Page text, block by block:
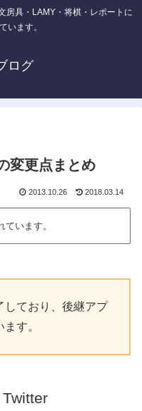
房具・LAMY・将棋・レポートに
います。
ログ
変更点まとめ
2013.10.26 2018.03.14
います。
しており、後継アプ
す。